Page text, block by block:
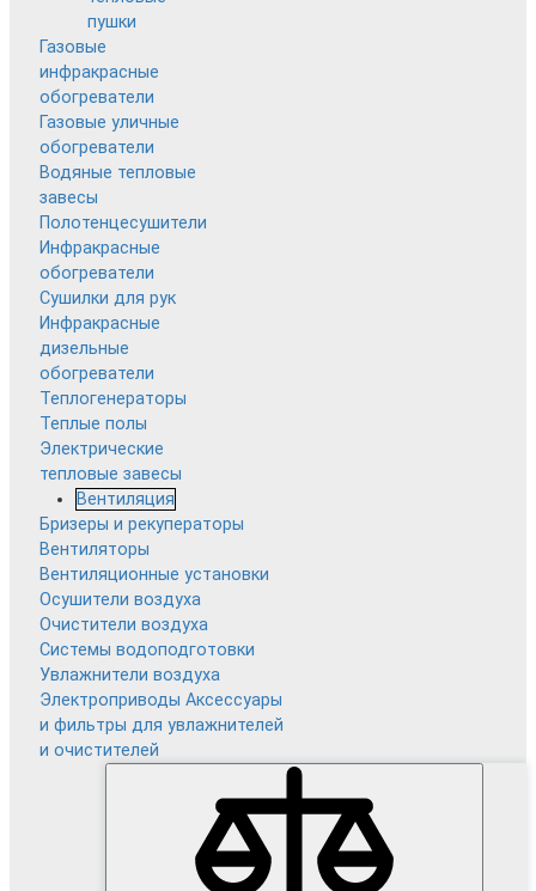
пушки
Газовые
инфракрасные
обогреватели
Газовые уличные
обогреватели
Водяные тепловые
завесы
Полотенцесушители
Инфракрасные
обогреватели
Сушилки для рук
Инфракрасные
дизельные
обогреватели
Теплогенераторы
Теплые полы
Электрические
тепловые завесы
Вентиляция
Бризеры и рекуператоры
Вентиляторы
Вентиляционные установки
Осушители воздуха
Очистители воздуха
Системы водоподготовки
Увлажнители воздуха
Электроприводы Аксессуары
и фильтры для увлажнителей
и очистителей